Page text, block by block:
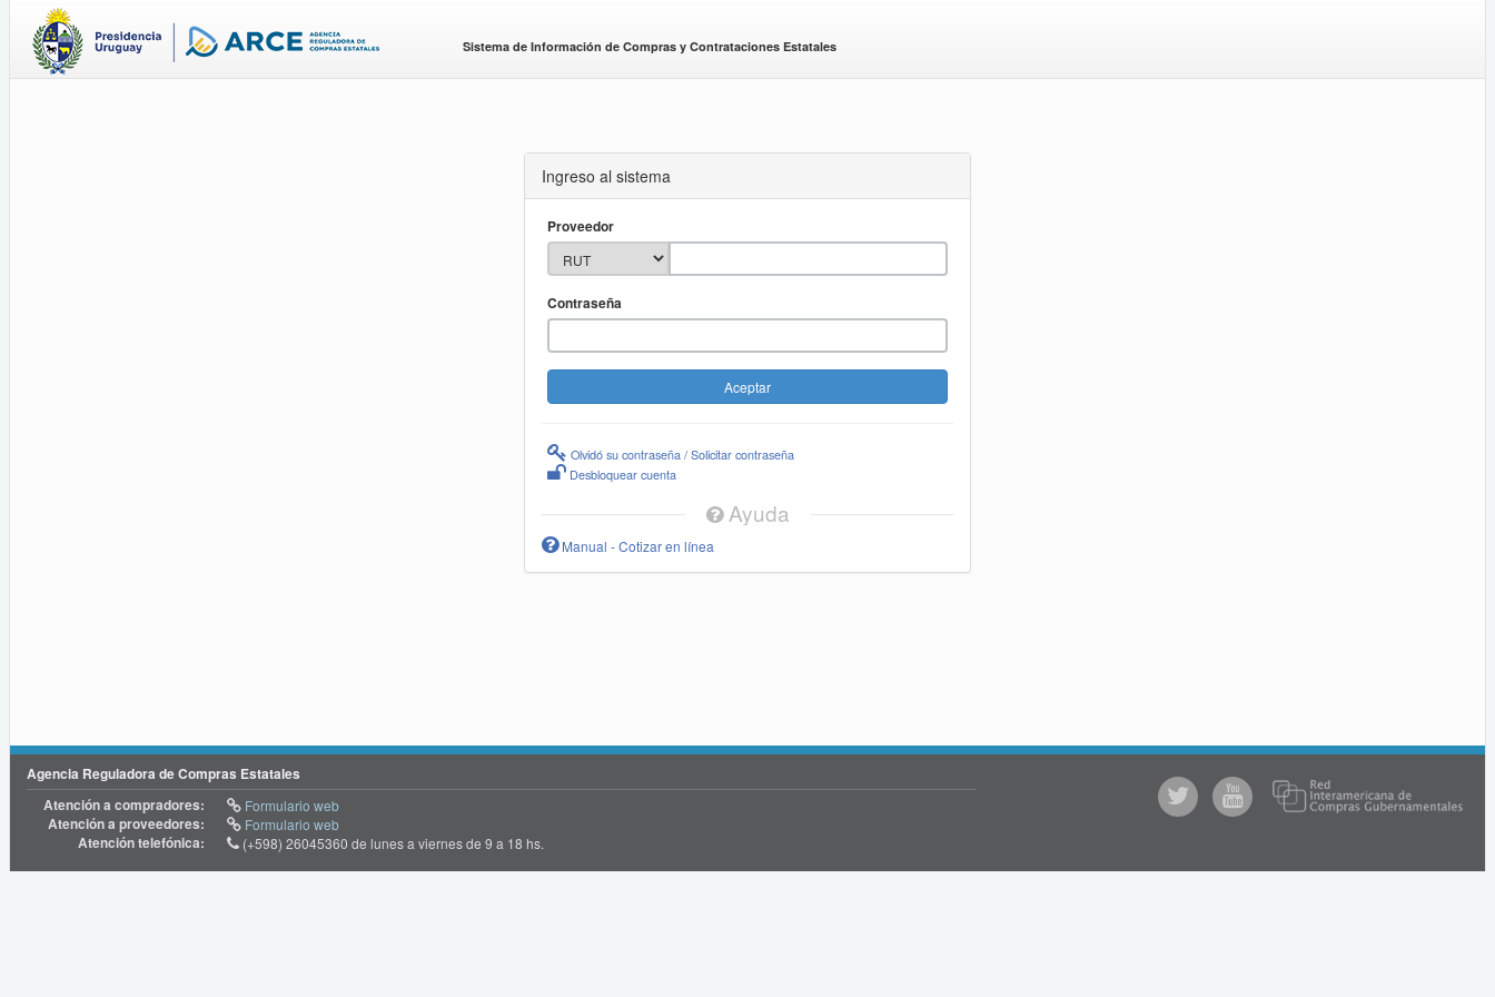
Sistema de Información de Compras y Contrataciones Estatales
Ingreso al sistema
Proveedor
Contraseña
Olvidó su contraseña / Solicitar contraseña
Desbloquear cuenta
Ayuda
Manual - Cotizar en línea
Agencia Reguladora de Compras Estatales
Atención a compradores:
Formulario web
Atención a proveedores: Formulario web
Atención telefónica: (+598) 26045360 de lunes a viernes de 9 a 18 hs.
@comprasgubuy
ACCE
Youtube